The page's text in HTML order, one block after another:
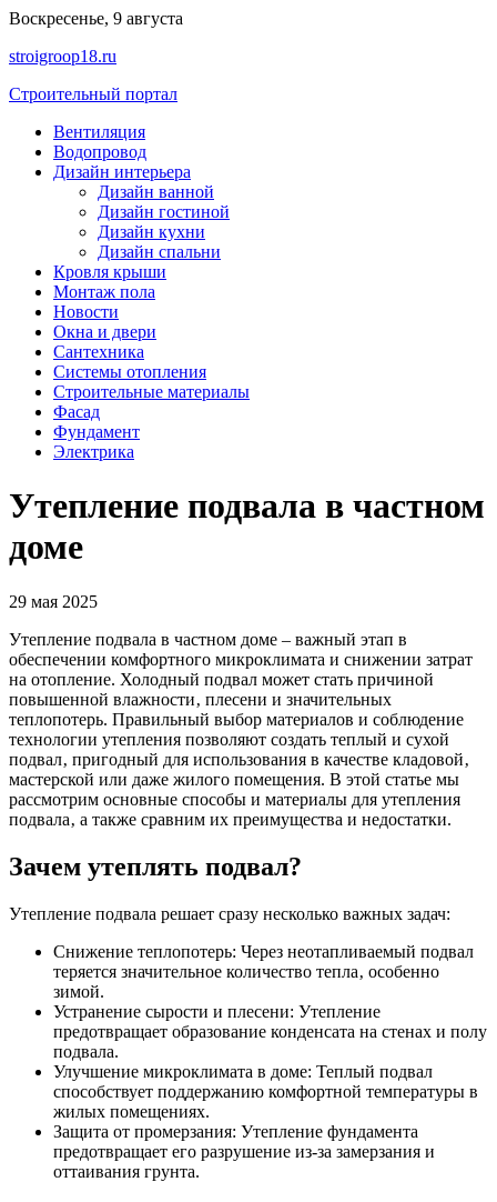
Перейти
содержимому
Воскресенье, 9 августа
stroigroop18.ru
Строительный портал
Вентиляция
Водопровод
Дизайн интерьера
Дизайн ванной
Дизайн гостиной
Дизайн кухни
Дизайн спальни
Кровля крыши
Монтаж пола
Новости
Окна и двери
Сантехника
Системы отопления
Строительные материалы
Фасад
Фундамент
Электрика
Утепление подвала в частном
доме
29 мая 2025
Утепление подвала в частном доме – важный этап в
обеспечении комфортного микроклимата и снижении затрат
на отопление. Холодный подвал может стать причиной
повышенной влажности‚ плесени и значительных
теплопотерь. Правильный выбор материалов и соблюдение
технологии утепления позволяют создать теплый и сухой
подвал‚ пригодный для использования в качестве кладовой‚
мастерской или даже жилого помещения. В этой статье мы
рассмотрим основные способы и материалы для утепления
подвала‚ а также сравним их преимущества и недостатки.
Зачем утеплять подвал?
Утепление подвала решает сразу несколько важных задач:
Снижение теплопотерь: Через неотапливаемый подвал
теряется значительное количество тепла‚ особенно
зимой.
Устранение сырости и плесени: Утепление
предотвращает образование конденсата на стенах и полу
подвала.
Улучшение микроклимата в доме: Теплый подвал
способствует поддержанию комфортной температуры в
жилых помещениях.
Защита от промерзания: Утепление фундамента
предотвращает его разрушение из-за замерзания и
оттаивания грунта.